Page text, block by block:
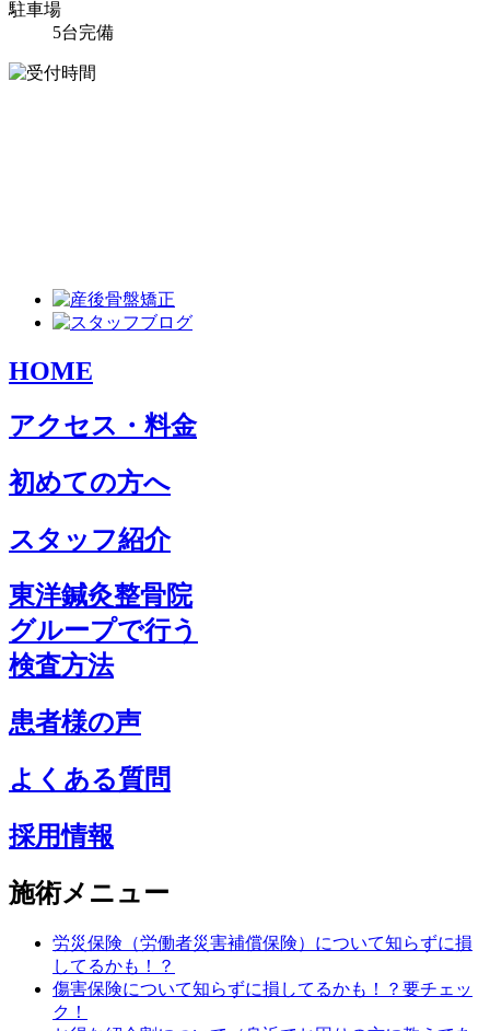
駐車場
5台完備
HOME
アクセス・料金
初めての方へ
スタッフ紹介
東洋鍼灸整骨院
グループで行う
検査方法
患者様の声
よくある質問
採用情報
施術メニュー
労災保険（労働者災害補償保険）について知らずに損
してるかも！？
傷害保険について知らずに損してるかも！？要チェッ
ク！